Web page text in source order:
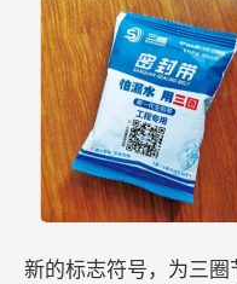
新的标志符号，为三